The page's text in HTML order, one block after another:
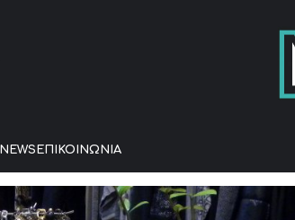
NEWS ΕΠΙΚΟΙΝΩΝΊΑ